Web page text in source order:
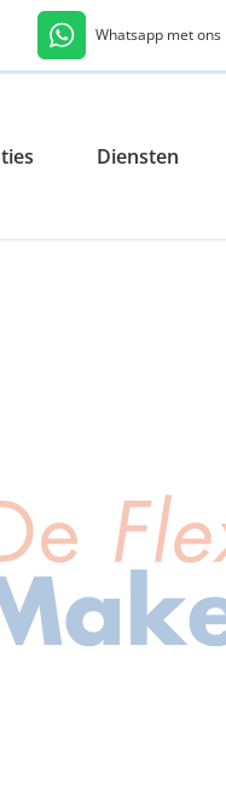
Whatsapp met ons
Diensten